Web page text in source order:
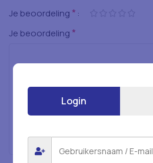
Je beoordeling *
Je beoordeling *
Login